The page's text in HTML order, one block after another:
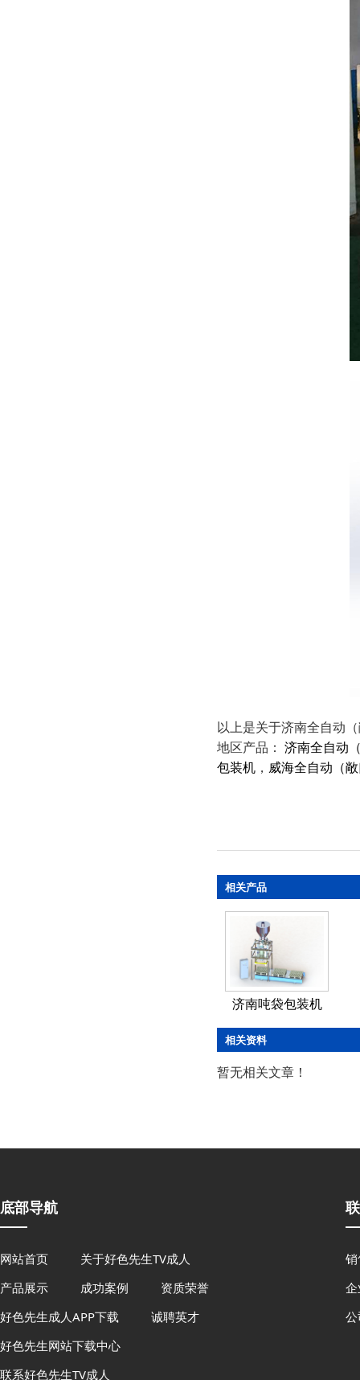
以上是关于济南全自动
地区产品： 济南全自动
包装机 ， 威海全自动（
相关产品
济南吨袋包装机
相关资料
暂无相关文章！
底部导航
网站首页
关于好色先生TV成人
产品展示
成功案例
资质荣誉
好色先生成人APP下载
诚聘英才
好色先生网站下载中心
联系好色先生TV成人